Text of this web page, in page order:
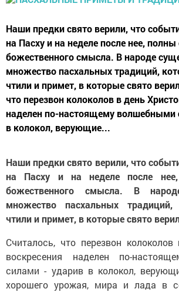
Наши предки свято верили, что
на Пасху и на неделе после нее, полны
божественного смысла. В народе
множество пасхальных традиций,
чтили и примет, в которые свято
что перезвон колоколов в день
наделен по-настоящему волшебными
в колокол, верующие...
Наши предки свято верили, что
на Пасху и на неделе после
божественного смысла. В
множество пасхальных традиций,
чтили и примет, в которые свято
Считалось, что перезвон
воскресения наделен по-
силами - ударив в колокол,
хорошего урожая, мира и лада в